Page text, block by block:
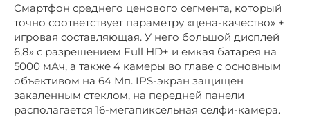
Смартфон среднего ценового сегмента, который
точно соответствует параметру «цена-качество» +
игровая составляющая. У него большой дисплей
6,8» с разрешением Full HD+ и емкая батарея на
5000 мАч, а также 4 камеры во главе с основным
объективом на 64 Мп. IPS-экран защищен
закаленным стеклом, на передней панели
располагается 16-мегапиксельная селфи-камера.